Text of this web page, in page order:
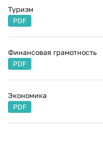
Туризм
PDF
Финансовая грамотность
PDF
Экономика
PDF